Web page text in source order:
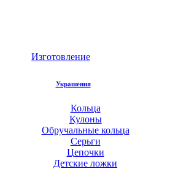
Изготовление
Украшения
Кольца
Кулоны
Обручальные кольца
Серьги
Цепочки
Детские ложки